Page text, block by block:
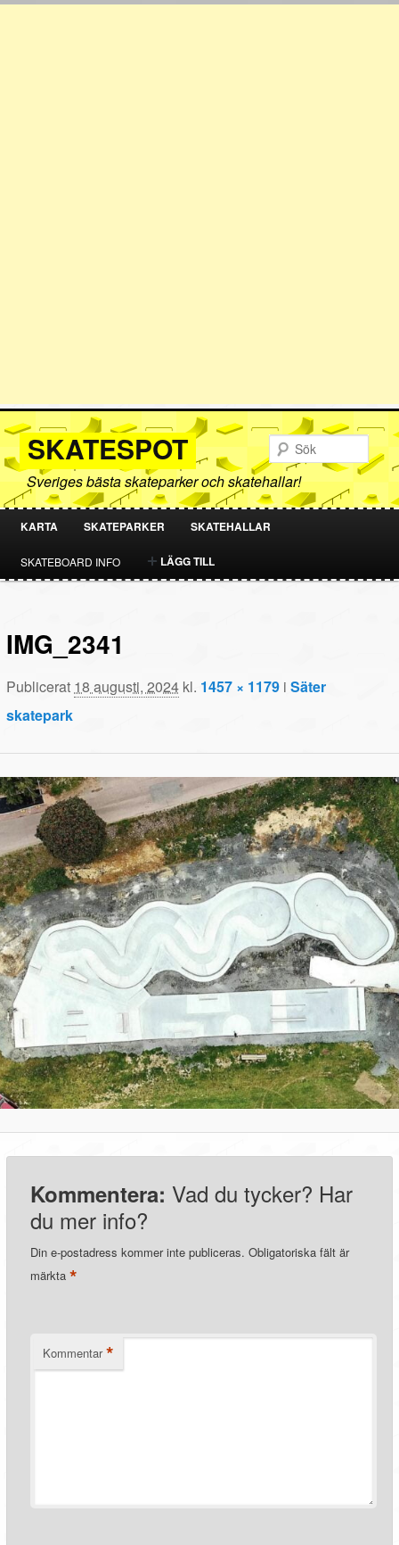
SKATESPOT
Sveriges bästa skateparker och skatehallar!
HOPPA
TILL
HOPPA
TILL
KARTA SKATEPARKER SKATEHALLAR
SKATEBOARD INFO LÄGG TILL
IMG_2341
Publicerat 18 augusti, 2024 kl. 1457 × 1179 iSäter
skatepark
Kommentera: Vad du tycker? Har
du mer info?
Din e-postadress kommer inte publiceras. Obligatoriska fält är
märkta*
Kommentar *